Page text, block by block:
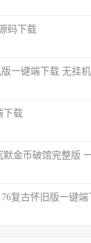
码下载
一键端下载 无挂
下载
默金币破馆完整版
复古怀旧版一键端